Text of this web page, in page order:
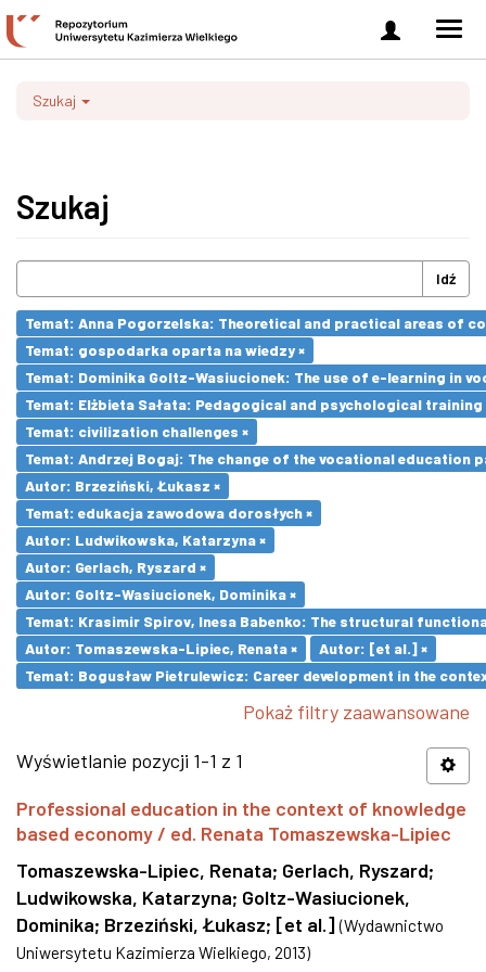
Zaloguj
się
Szukaj
Szukaj
Idź
Temat: Anna Pogorzelska: Theoretical and practical areas of
Temat: gospodarka oparta na wiedzy ×
Temat: Dominika Goltz-Wasiucionek: The use of e-learning in
Temat: Elżbieta Sałata: Pedagogical and psychological
Temat: civilization challenges ×
Temat: Andrzej Bogaj: The change of the vocational education
Autor: Brzeziński, Łukasz ×
Temat: edukacja zawodowa dorosłych ×
Autor: Ludwikowska, Katarzyna ×
Autor: Gerlach, Ryszard ×
Autor: Goltz-Wasiucionek, Dominika ×
Temat: Krasimir Spirov, Inesa Babenko: The structural
Autor: Tomaszewska-Lipiec, Renata ×
Autor: [et al.] ×
Temat: Bogusław Pietrulewicz: Career development in the
Pokaż filtry zaawansowane
Wyświetlanie pozycji 1-1 z 1
Professional education in the context of knowledge
based economy / ed. Renata Tomaszewska-Lipiec
Tomaszewska-Lipiec, Renata; Gerlach, Ryszard;
Ludwikowska, Katarzyna; Goltz-Wasiucionek,
Dominika; Brzeziński, Łukasz; [et al.] (Wydawnictwo
Uniwersytetu Kazimierza Wielkiego, 2013)